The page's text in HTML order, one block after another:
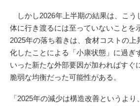
しかし2026年上半期の結果は、こう
体に行き渡るには至っていないことを
2025年の落ち着きは、食材コストの上
化したことによる「小康状態」に過ぎ
いった新たな外部要因が加わればすぐ
脆弱な均衡だった可能性がある。
「2025年の減少は構造改善というよ